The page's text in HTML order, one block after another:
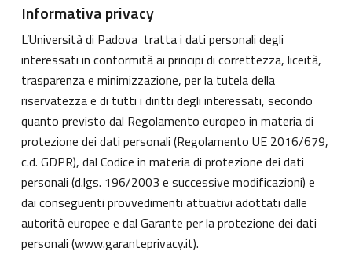
Informativa privacy
L’Università di Padova tratta i dati personali degli
interessati in conformità ai principi di correttezza, liceità,
trasparenza e minimizzazione, per la tutela della
riservatezza e di tutti i diritti degli interessati, secondo
quanto previsto dal Regolamento europeo in materia di
protezione dei dati personali (Regolamento UE 2016/679,
c.d. GDPR), dal Codice in materia di protezione dei dati
personali (d.lgs. 196/2003 e successive modificazioni) e
dai conseguenti provvedimenti attuativi adottati dalle
autorità europee e dal Garante per la protezione dei dati
personali (www.garanteprivacy.it).